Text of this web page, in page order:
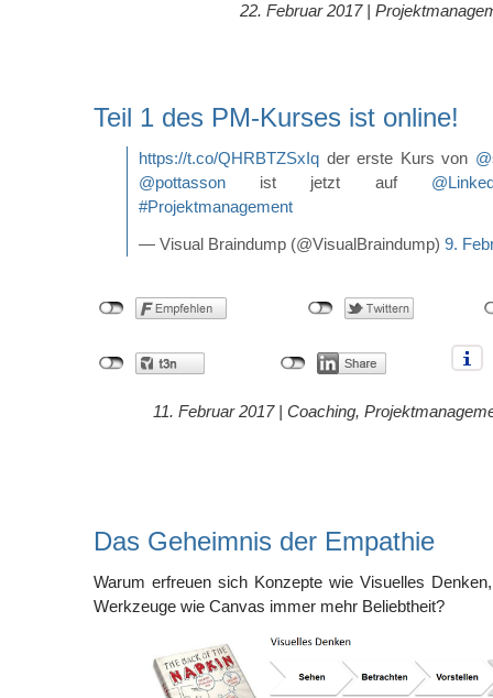
22. Februar 2017 |
Teil 1 des PM-Kurses ist online!
https://t.co/QHRBTZSxIq der erste Kurs von
@pottasson ist jetzt auf
#Projektmanagement
— Visual Braindump (@VisualBraindump) 9.
11. Februar 2017 | Coaching,
Das Geheimnis der Empathie
Warum erfreuen sich Konzepte wie Visuelles
Werkzeuge wie Canvas immer mehr Beliebtheit?